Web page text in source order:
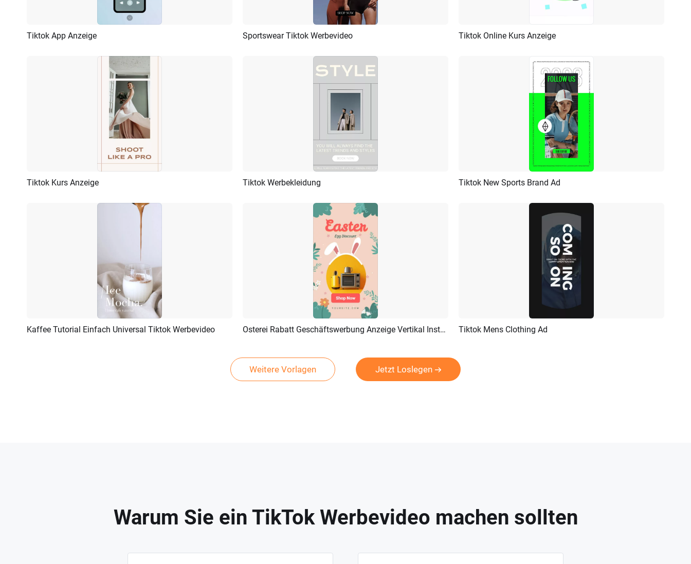
Vorschau
Tiktok App Anzeige Vorschau KI Erstellen
Sportswear Tiktok Werbevideo Vorschau
Tiktok Online Kurs Anzeige
Vorschau
Tiktok Kurs Anzeige Vorschau
Tiktok Werbekleidung Vorschau
Tiktok New Sports Brand Ad
Vorschau KI Erstellen
Kaffee Tutorial Einfach Universal Tiktok Werbevideo Vorschau KI Erstellen Osterei Rabatt Geschäftswerbung Anzeige Vertikal Instagram TikTok Vorschau
Tiktok Mens Clothing Ad
Weitere Vorlagen Jetzt Loslegen
Warum Sie ein TikTok Werbevideo machen sollten